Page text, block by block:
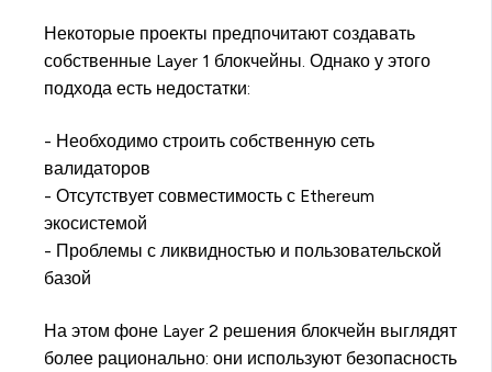
Некоторые проекты предпочитают создавать
собственные Layer 1 блокчейны. Однако у этого
подхода есть недостатки:
- Необходимо строить собственную сеть
валидаторов
- Отсутствует совместимость с Ethereum
экосистемой
- Проблемы с ликвидностью и пользовательской
базой
На этом фоне Layer 2 решения блокчейн выглядят
более рационально: они используют безопасность